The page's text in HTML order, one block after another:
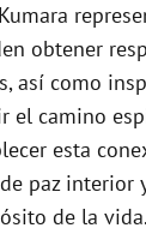
obtener
así como
el camino
esta
paz interior
de la vida.